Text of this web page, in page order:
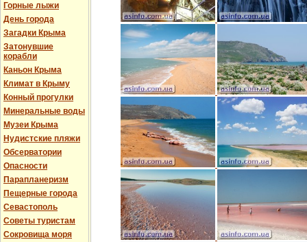
Горные лыжи
День города
Загадки Крыма
Затонувшие
корабли
Каньон Крыма
Климат в Крыму
Конный прогулки
Минеральные воды
Музеи Крыма
Нудистские пляжи
Обсерватории
Опасности
Парапланеризм
Пещерные города
Севастополь
Советы туристам
Сокровища моря